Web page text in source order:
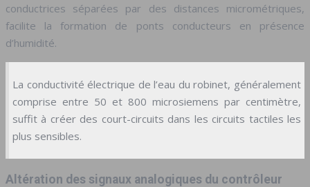
conductrices séparées par des distances micrométriques,
facilite la formation de ponts conducteurs en présence
d’humidité.
La conductivité électrique de l’eau du robinet, généralement
comprise entre 50 et 800 microsiemens par centimètre,
suffit à créer des court-circuits dans les circuits tactiles les
plus sensibles.
Altération des signaux analogiques du contrôleur